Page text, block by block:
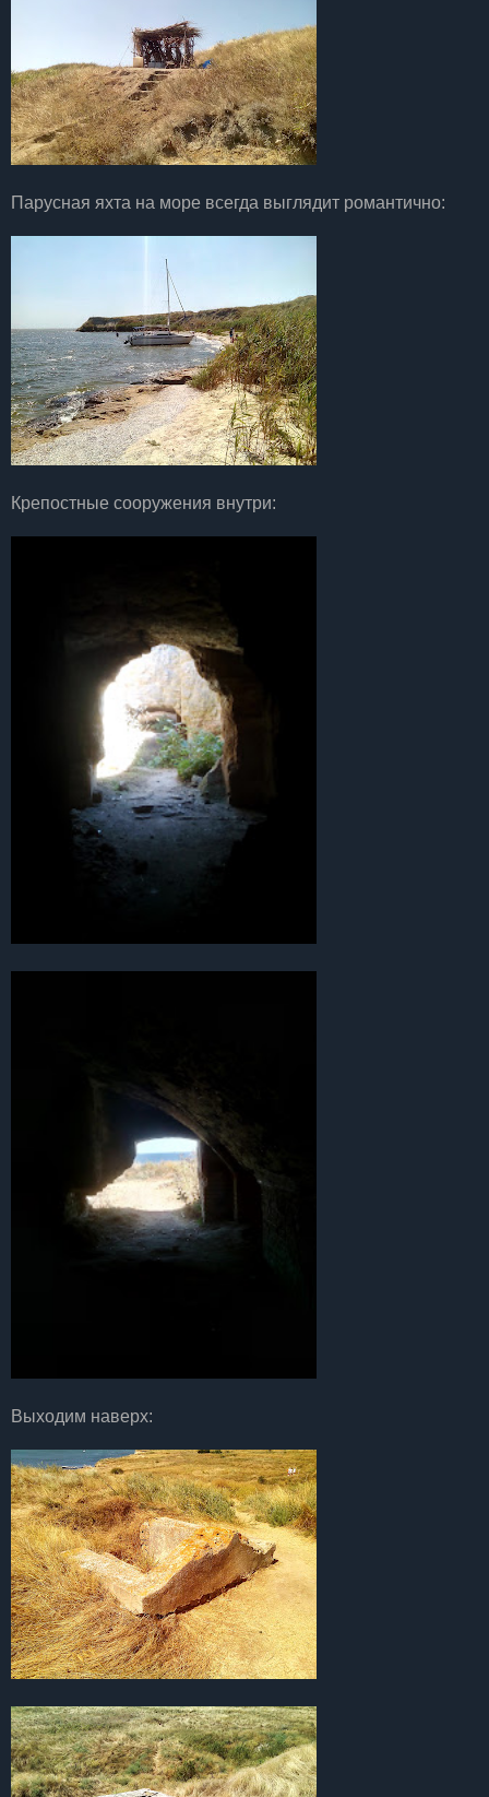
Парусная яхта на море всегда выглядит романтично:
Крепостные сооружения внутри:
Выходим наверх: